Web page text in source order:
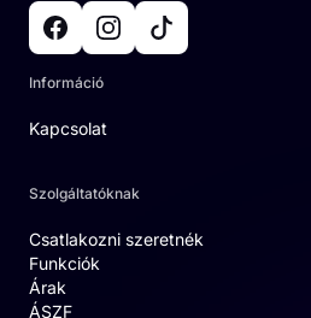
Információ
Kapcsolat
Szolgáltatóknak
Csatlakozni szeretnék
Funkciók
Árak
ÁSZF